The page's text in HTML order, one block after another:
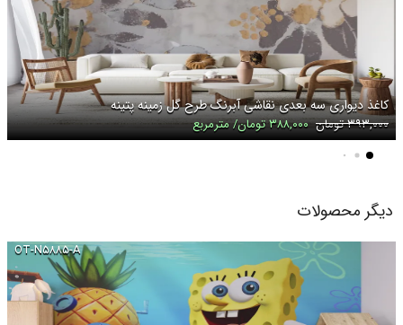
کاغذ دیواری سه بعدی نقاشی آبرنگ طرح گل زمینه پتینه
۳۹۳,۰۰۰ تومان ۳۸۸,۰۰۰ تومان/ مترمربع
دیگر محصولات
OT-N۵۸۸۵-A